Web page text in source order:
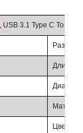
, USB 3.1 Type C To
Разъём
Длина
Цвет